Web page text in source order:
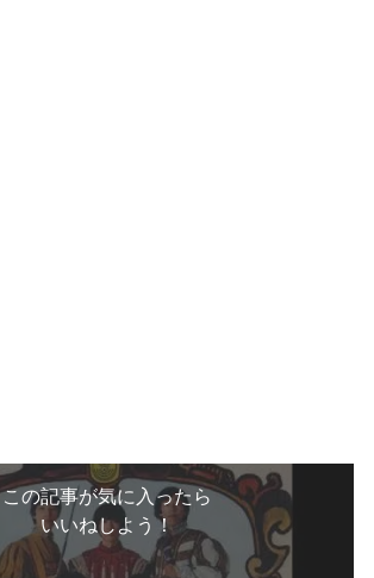
この記事が気に入ったら
いいねしよう！